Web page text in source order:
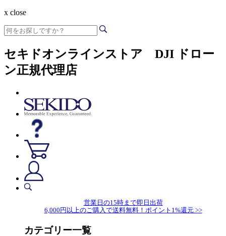
x close
セキドオンラインストア DJI ドロー
ン正規代理店
営業日の15時まで即日出荷
6,000円以上のご購入で送料無料！ポイント1%還元 >>
カテゴリー一覧